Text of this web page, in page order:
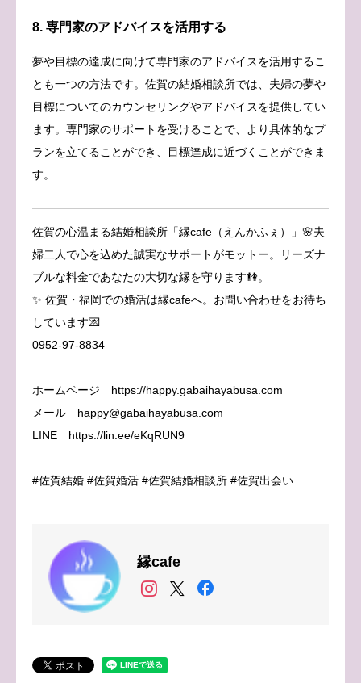
8. 専門家のアドバイスを活用する
夢や目標の達成に向けて専門家のアドバイスを活用するこ
とも一つの方法です。佐賀の結婚相談所では、夫婦の夢や
目標についてのカウンセリングやアドバイスを提供してい
ます。専門家のサポートを受けることで、より具体的なプ
ランを立てることができ、目標達成に近づくことができま
す。
佐賀の心温まる結婚相談所「縁cafe（えんかふぇ）」🌸夫
婦二人で心を込めた誠実なサポートがモットー。リーズナ
ブルな料金であなたの大切な縁を守ります👫。
✨ 佐賀・福岡での婚活は縁cafeへ。お問い合わせをお待ち
しています💌
0952-97-8834
ホームページ https://happy.gabaihayabusa.com
メール happy@gabaihayabusa.com
LINE https://lin.ee/eKqRUN9
#佐賀結婚 #佐賀婚活 #佐賀結婚相談所 #佐賀出会い
縁cafe